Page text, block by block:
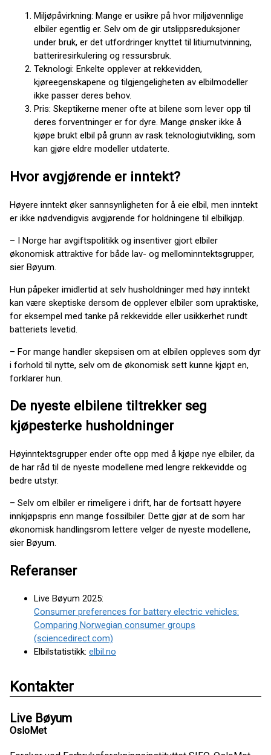
Miljøpåvirkning: Mange er usikre på hvor miljøvennlige
elbiler egentlig er. Selv om de gir utslippsreduksjoner
under bruk, er det utfordringer knyttet til litiumutvinning,
batteriresirkulering og ressursbruk.
Teknologi: Enkelte opplever at rekkevidden,
kjøreegenskapene og tilgjengeligheten av elbilmodeller
ikke passer deres behov.
Pris: Skeptikerne mener ofte at bilene som lever opp til
deres forventninger er for dyre. Mange ønsker ikke å
kjøpe brukt elbil på grunn av rask teknologiutvikling, som
kan gjøre eldre modeller utdaterte.
Hvor avgjørende er inntekt?
Høyere inntekt øker sannsynligheten for å eie elbil, men inntekt
er ikke nødvendigvis avgjørende for holdningene til elbilkjøp.
– I Norge har avgiftspolitikk og insentiver gjort elbiler
økonomisk attraktive for både lav- og mellominntektsgrupper,
sier Bøyum.
Hun påpeker imidlertid at selv husholdninger med høy inntekt
kan være skeptiske dersom de opplever elbiler som upraktiske,
for eksempel med tanke på rekkevidde eller usikkerhet rundt
batteriets levetid.
– For mange handler skepsisen om at elbilen oppleves som dyr
i forhold til nytte, selv om de økonomisk sett kunne kjøpt en,
forklarer hun.
De nyeste elbilene tiltrekker seg
kjøpesterke husholdninger
Høyinntektsgrupper ender ofte opp med å kjøpe nye elbiler, da
de har råd til de nyeste modellene med lengre rekkevidde og
bedre utstyr.
– Selv om elbiler er rimeligere i drift, har de fortsatt høyere
innkjøpspris enn mange fossilbiler. Dette gjør at de som har
økonomisk handlingsrom lettere velger de nyeste modellene,
sier Bøyum.
Referanser
Live Bøyum 2025:
Consumer preferences for battery electric vehicles:
Comparing Norwegian consumer groups
(sciencedirect.com)
Elbilstatistikk: elbil.no
Kontakter
Live Bøyum
OsloMet